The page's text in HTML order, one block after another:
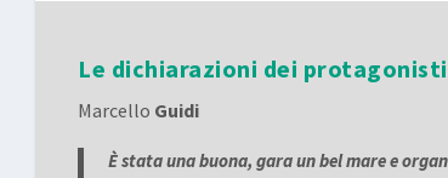
Le dichiarazioni dei
Marcello Guidi
È stata una buona, gara un bel mare e